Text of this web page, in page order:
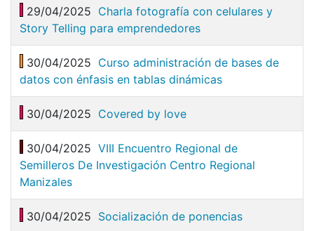
29/04/2025 Charla fotografía con celulares y
Story Telling para emprendedores
30/04/2025 Curso administración de bases de
datos con énfasis en tablas dinámicas
30/04/2025 Covered by love
30/04/2025 VIII Encuentro Regional de
Semilleros De Investigación Centro Regional
Manizales
30/04/2025 Socialización de ponencias